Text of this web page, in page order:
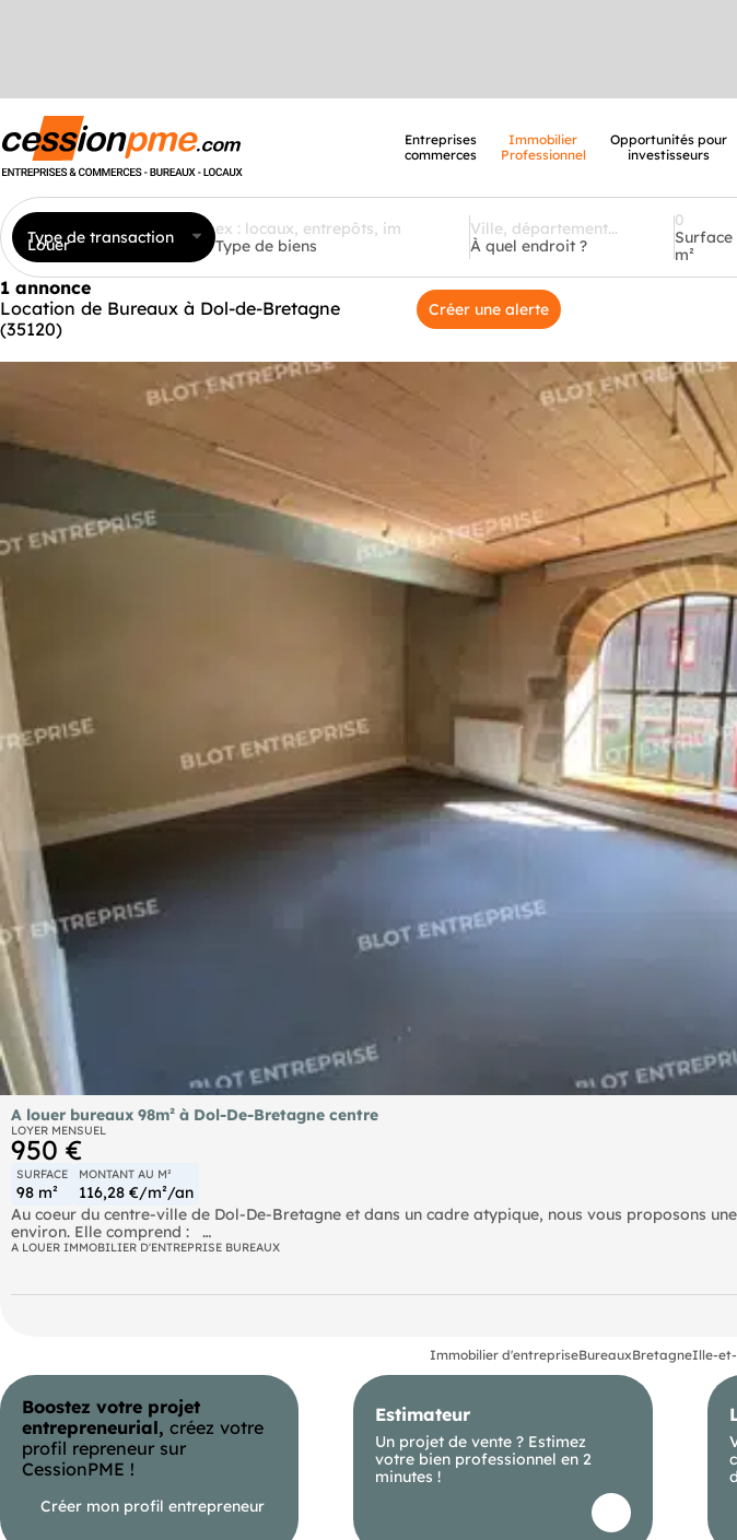
Entreprises
commerces
Immobilier
Professionnel
Opportunités pour
investisseurs
Type de transaction
Louer Type de biens À quel endroit ?
Surface
m²
1 annonce
Location de Bureaux à Dol-de-Bretagne
(35120)
Créer une alerte
A louer bureaux 98m² à Dol-De-Bretagne centre
LOYER MENSUEL
950 €
SURFACE
98 m²
MONTANT AU M²
116,28 €/m²/an
Au coeur du centre-ville de Dol-De-Bretagne et dans un cadre atypique, nous vous proposons
environ. Elle comprend :
- 1 pièce principale,
stationnements et de commerces à proximité. Les informations sur les risques naturels, miniers,
ces biens sont exposés, sont disponibles sur le site
A LOUER IMMOBILIER D'ENTREPRISE BUREAUX
Immobilier d'entrepriseBureauxBretagneIlle-
Boostez votre projet
entrepreneurial, créez votre
profil repreneur sur
CessionPME !
Créer mon profil entrepreneur
Estimateur
Un projet de vente ? Estimez
votre bien professionnel en 2
minutes !